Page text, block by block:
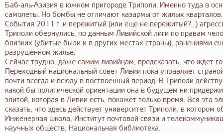
Баб-аль-Азизия в южном пригороде Триполи. Именно туда в
самолеты. Но бомбы не отличают казармы от жилых
События 2011 г. и пережитый (или еще не пережитый?...)
Триполи обернулись, по данным Ливийской лиги по правам
близких (убитые были и в других местах страны), ранениями
разрушенном жилье.
Сейчас трудно, даже самим ливийцам, предсказать, что ждет
Переходный национальный совет Ливии пока управляет
почти всегда и всюду в поствоенный период. В Триполи
какой бы политической ориентации она в будущем ни
элитой, которая в Ливии есть, покажет только время. Вся эта
сказать, что здесь действует университет Триполи, в
Инженерная школа, Институт почтовой связи и
научных обществ, Национальная библиотека.